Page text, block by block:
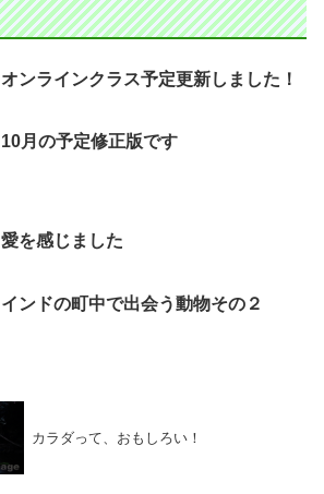
オンラインクラス予定更新しました！
10月の予定修正版です
愛を感じました
インドの町中で出会う動物その２
カラダって、おもしろい！